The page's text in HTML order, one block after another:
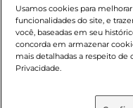
cliente. Os preços,
o e-commerce e
sofrer alterações sem
de bebidas alcoólicas
Lei n.º 8069/90, art. 81,
www.bretas.com.br,
Usamos cookies para
funcionalidades do site, e
você, baseadas em seu
concorda em armazenar
mais detalhadas a respeito de
Privacidade.